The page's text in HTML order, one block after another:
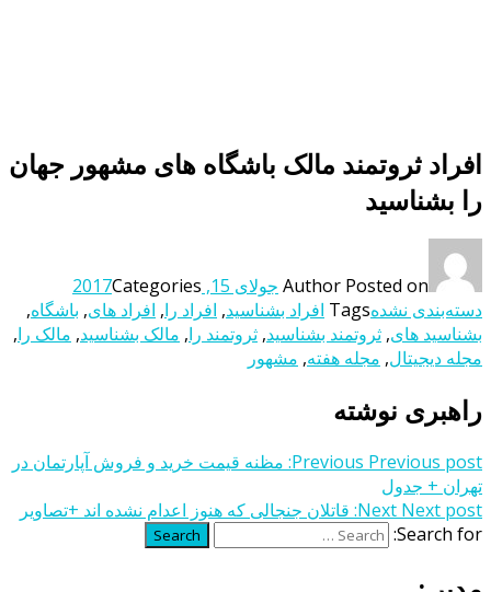
افراد ثروتمند مالک باشگاه های مشهور جهان
را بشناسید
Author Posted on جولای 15, 2017
Categories
دسته‌بندی نشدهTags افراد بشناسید, افراد را, افراد های, باشگاه,
بشناسید های, ثروتمند بشناسید, ثروتمند را, مالک بشناسید, مالک را,
مجله دیجیتال, مجله هفته, مشهور
راهبری نوشته
Previous Previous post:
مظنه قیمت خرید و فروش آپارتمان در
تهران + جدول
Next Next post:
قاتلان جنجالی که هنوز اعدام نشده‌ اند +تصاویر
Search for:
Search